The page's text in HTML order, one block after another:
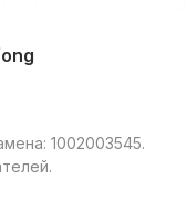
1002003545.